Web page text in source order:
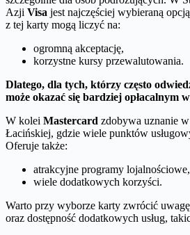
Azji Visa jest najczęściej wybieraną
z tej karty mogą liczyć na:
ogromną akceptację,
korzystne kursy przewalutowania.
Dlatego, dla tych, którzy często
może okazać się bardziej opłacalnym
W kolei Mastercard zdobywa uznanie
Łacińskiej, gdzie wiele punktów
Oferuje także:
atrakcyjne programy lojalnościowe,
wiele dodatkowych korzyści.
Warto przy wyborze karty zwrócić
oraz dostępność dodatkowych usług,